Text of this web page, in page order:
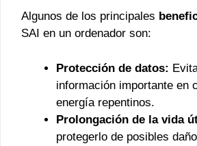
Algunos de los principales
SAI en un ordenador son:
Protección de datos:
información importante en
energía repentinos.
Prolongación de la vida
protegerlo de posibles